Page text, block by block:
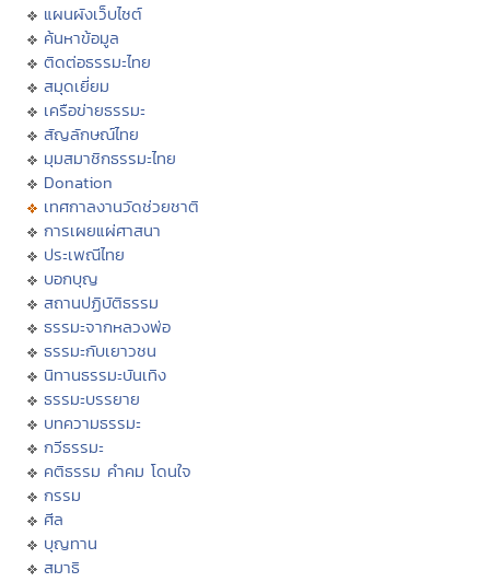
แผนผังเว็บไซต์
ค้นหาข้อมูล
ติดต่อธรรมะไทย
สมุดเยี่ยม
เครือข่ายธรรมะ
สัญลักษณ์ไทย
มุมสมาชิกธรรมะไทย
Donation
เทศกาลงานวัดช่วยชาติ
การเผยแผ่ศาสนา
ประเพณีไทย
บอกบุญ
สถานปฏิบัติธรรม
ธรรมะจากหลวงพ่อ
ธรรมะกับเยาวชน
นิทานธรรมะบันเทิง
ธรรมะบรรยาย
บทความธรรมะ
กวีธรรมะ
คติธรรม คำคม โดนใจ
กรรม
ศีล
บุญทาน
สมาธิ